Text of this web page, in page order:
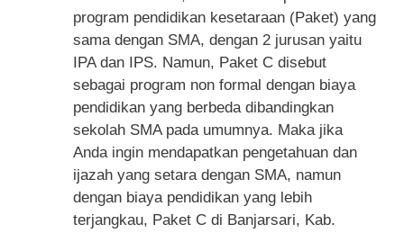
program pendidikan kesetaraan (Paket) yang
sama dengan SMA, dengan 2 jurusan yaitu
IPA dan IPS. Namun, Paket C disebut
sebagai program non formal dengan biaya
pendidikan yang berbeda dibandingkan
sekolah SMA pada umumnya. Maka jika
Anda ingin mendapatkan pengetahuan dan
ijazah yang setara dengan SMA, namun
dengan biaya pendidikan yang lebih
terjangkau, Paket C di Banjarsari, Kab.